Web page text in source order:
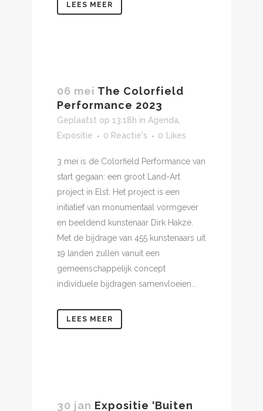
LEES MEER
06 mei The Colorfield
Performance 2023
Geplaatst op 13:18h in Agenda
Expositie
0 Reactie's 0 Likes
3 mei is de Colorfield Performance van
start gegaan: een groot Land-Art
project in Elst. Het project is een
initiatief van monumentaal vormgever
en beeldend kunstenaar Dirk Hakze.
Met de bijdrage van 455 kunstenaars uit
19 landen zullen vanuit een
gemeenschappelijk concept
individuele bijdragen samenvloeien...
LEES MEER
30 jan Expositie ‘Buiten